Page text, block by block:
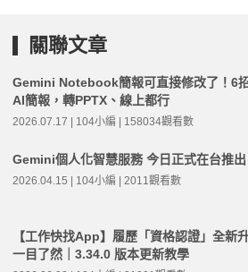
關聯文章
Gemini Notebook簡報可直接修改了！6
AI簡報，轉PPTX、線上都行
2026.07.17 | 104小編 | 158034觀看數
Gemini個人化智慧服務 今日正式在台推出
2026.04.15 | 104小編 | 2011觀看數
【工作快找App】履歷「資格認證」全新
一目了然｜3.34.0 版本更新教學